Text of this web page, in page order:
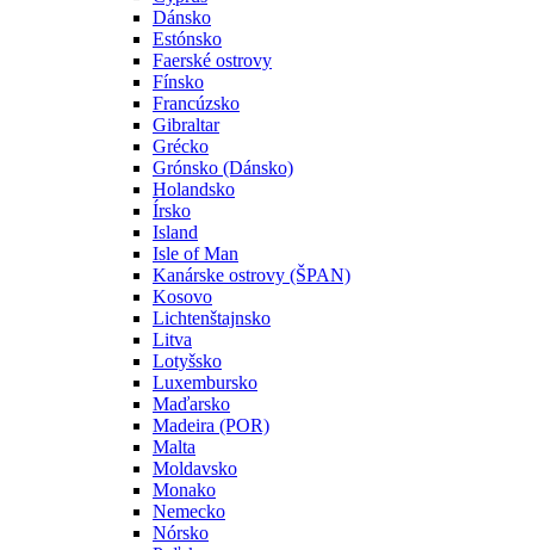
Dánsko
Estónsko
Faerské ostrovy
Fínsko
Francúzsko
Gibraltar
Grécko
Grónsko (Dánsko)
Holandsko
Írsko
Island
Isle of Man
Kanárske ostrovy (ŠPAN)
Kosovo
Lichtenštajnsko
Litva
Lotyšsko
Luxembursko
Maďarsko
Madeira (POR)
Malta
Moldavsko
Monako
Nemecko
Nórsko